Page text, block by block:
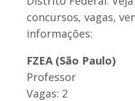
concursos, vagas,
informações:
FZEA (São Paulo)
Professor
Vagas: 2